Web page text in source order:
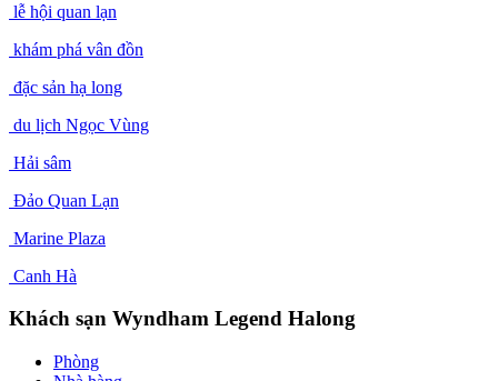
địa điểm lãng mạn
lễ hội quan lạn
khám phá vân đồn
đặc sản hạ long
du lịch Ngọc Vùng
Hải sâm
Đảo Quan Lạn
Marine Plaza
Canh Hà
Khách sạn Wyndham Legend Halong